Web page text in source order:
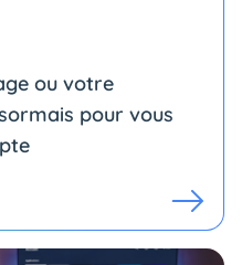
ou votre
pour vous